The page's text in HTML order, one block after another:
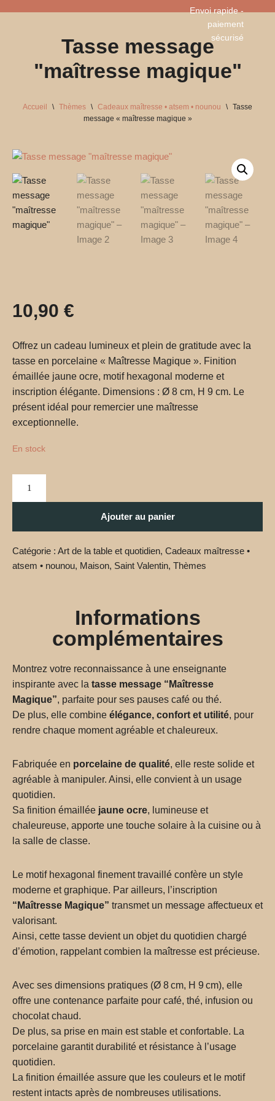
contenu
Envoi rapide -
paiement
sécurisé​
Tasse message
"maîtresse magique"
Accueil \ Thèmes \ Cadeaux maîtresse • atsem • nounou \ Tasse
message « maîtresse magique »
10,90 €
Offrez un cadeau lumineux et plein de gratitude avec la
tasse en porcelaine « Maîtresse Magique ». Finition
émaillée jaune ocre, motif hexagonal moderne et
inscription élégante. Dimensions : Ø 8 cm, H 9 cm. Le
présent idéal pour remercier une maîtresse
exceptionnelle.
En stock
Ajouter au panier
Catégorie : Art de la table et quotidien, Cadeaux maîtresse •
atsem • nounou, Maison, Saint Valentin, Thèmes
Informations
complémentaires
Montrez votre reconnaissance à une enseignante
inspirante avec la tasse message “Maîtresse
Magique”, parfaite pour ses pauses café ou thé.
De plus, elle combine élégance, confort et utilité, pour
rendre chaque moment agréable et chaleureux.
Fabriquée en porcelaine de qualité, elle reste solide et
agréable à manipuler. Ainsi, elle convient à un usage
quotidien.
Sa finition émaillée jaune ocre, lumineuse et
chaleureuse, apporte une touche solaire à la cuisine ou à
la salle de classe.
Le motif hexagonal finement travaillé confère un style
moderne et graphique. Par ailleurs, l’inscription
“Maîtresse Magique” transmet un message affectueux et
valorisant.
Ainsi, cette tasse devient un objet du quotidien chargé
d’émotion, rappelant combien la maîtresse est précieuse.
Avec ses dimensions pratiques (Ø 8 cm, H 9 cm), elle
offre une contenance parfaite pour café, thé, infusion ou
chocolat chaud.
De plus, sa prise en main est stable et confortable. La
porcelaine garantit durabilité et résistance à l’usage
quotidien.
La finition émaillée assure que les couleurs et le motif
restent intacts après de nombreuses utilisations.